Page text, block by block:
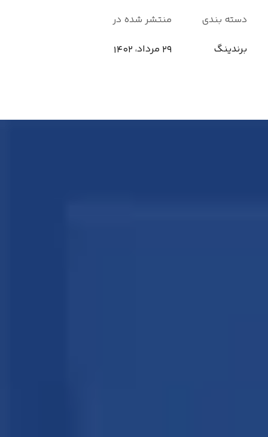
دسته بندی
برندینگ
منتشر شده در
29 مرداد، 1402